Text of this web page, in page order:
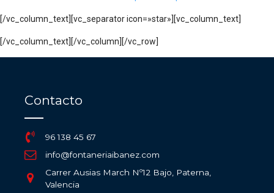
[/vc_column_text][vc_separator icon=»star»][vc_column_text]
[/vc_column_text][/vc_column][/vc_row]
Contacto
96 138 45 67
info@fontaneriaibanez.com
Carrer Ausias March Nº12 Bajo, Paterna,
Valencia